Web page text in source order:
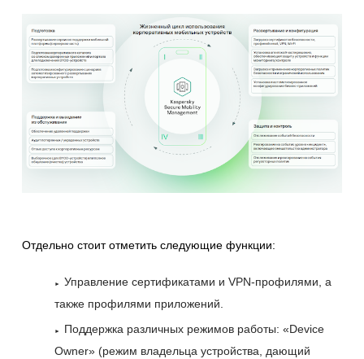
Отдельно стоит отметить следующие функции:
Управление сертификатами и VPN-профилями, а
также профилями приложений.
Поддержка различных режимов работы: «Device
Owner» (режим владельца устройства, дающий